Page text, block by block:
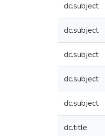
dc.subject
dc.subject
dc.subject
dc.subject
dc.subject
dc.title